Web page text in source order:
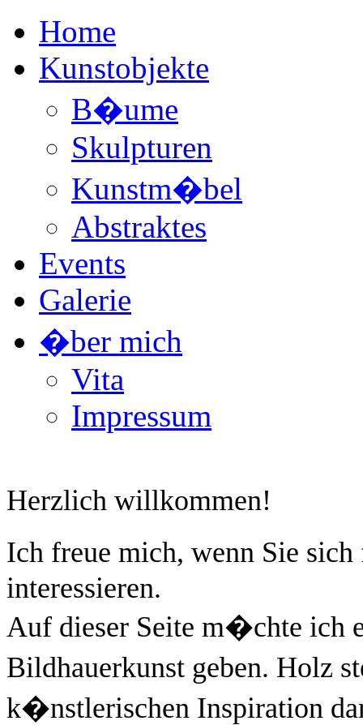
Home
Kunstobjekte
B�ume
Skulpturen
Kunstm�bel
Abstraktes
Events
Galerie
�ber mich
Vita
Impressum
Herzlich willkommen!
Ich freue mich, wenn Sie
interessieren.
Auf dieser Seite m�chte ich
Bildhauerkunst geben. Holz
k�nstlerischen Inspiration